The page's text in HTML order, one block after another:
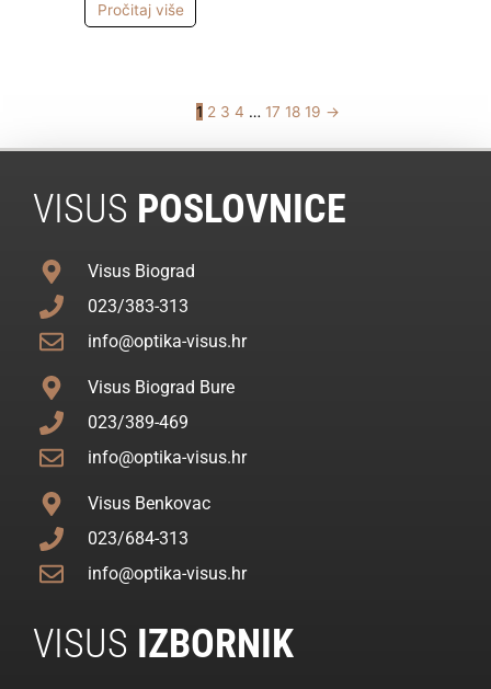
Pročitaj više
1 2 3 4 … 17 18 19 →
VISUS POSLOVNICE
Visus Biograd
023/383-313
info@optika-visus.hr
Visus Biograd Bure
023/389-469
info@optika-visus.hr
Visus Benkovac
023/684-313
info@optika-visus.hr
VISUS IZBORNIK